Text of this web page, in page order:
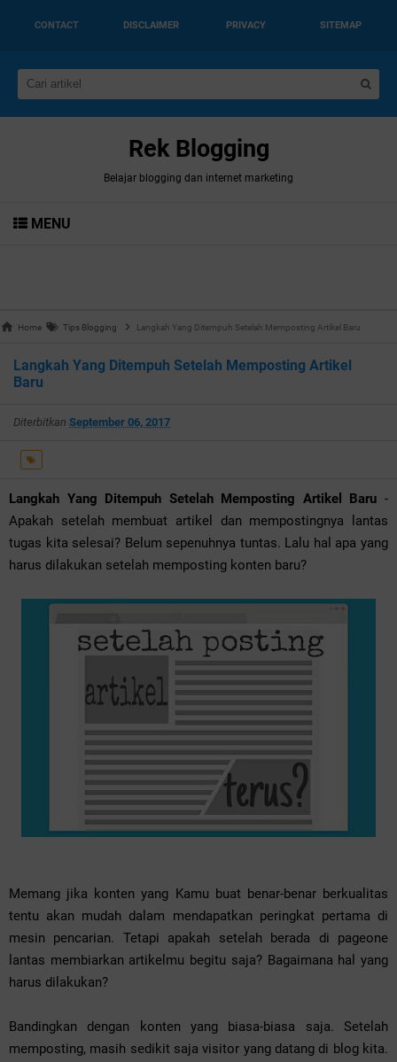
CONTACT DISCLAIMER PRIVACY SITEMAP
Rek Blogging
Belajar blogging dan internet marketing
MENU
Home Tips Blogging Langkah Yang Ditempuh Setelah Memposting Artikel Baru
Langkah Yang Ditempuh Setelah Memposting Artikel
Baru
Diterbitkan September 06, 2017
Langkah Yang Ditempuh Setelah Memposting Artikel Baru -
Apakah setelah membuat artikel dan mempostingnya lantas
tugas kita selesai? Belum sepenuhnya tuntas. Lalu hal apa yang
harus dilakukan setelah memposting konten baru?
Memang jika konten yang Kamu buat benar-benar berkualitas
tentu akan mudah dalam mendapatkan peringkat pertama di
mesin pencarian. Tetapi apakah setelah berada di pageone
lantas membiarkan artikelmu begitu saja? Bagaimana hal yang
harus dilakukan?
Bandingkan dengan konten yang biasa-biasa saja. Setelah
memposting, masih sedikit saja visitor yang datang di blog kita.